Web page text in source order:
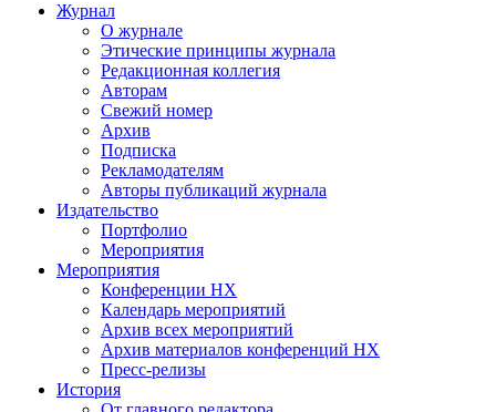
Журнал
О журнале
Этические принципы журнала
Редакционная коллегия
Авторам
Свежий номер
Архив
Подписка
Рекламодателям
Авторы публикаций журнала
Издательство
Портфолио
Мероприятия
Мероприятия
Конференции НХ
Календарь мероприятий
Архив всех мероприятий
Архив материалов конференций НХ
Пресс-релизы
История